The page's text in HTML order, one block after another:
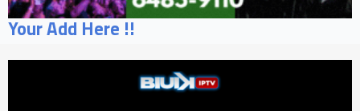
Your Add Here !!